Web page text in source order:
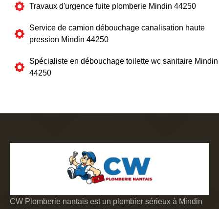
Travaux d'urgence fuite plomberie Mindin 44250
Service de camion débouchage canalisation haute
pression Mindin 44250
Spécialiste en débouchage toilette wc sanitaire Mindin
44250
CW Plomberie nantais est un plombier sérieux à Mindin